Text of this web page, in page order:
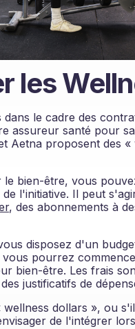
les
le cadre des
assureur santé pour
Aetna proposent des
bien-être, vous
l'initiative. Il peut
, des abonnements à
disposez d'un
pourrez
bien-être. Les frais
justificatifs de
dollars », ou
de l'intégrer